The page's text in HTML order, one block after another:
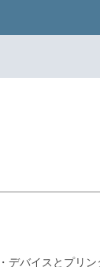
デバイスとプリ